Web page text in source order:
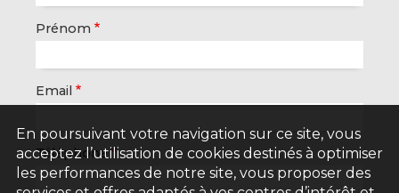
Prénom
Email
Téléphone
En poursuivant votre navigation sur ce site, vous
acceptez l’utilisation de cookies destinés à optimiser
les performances de notre site, vous proposer des